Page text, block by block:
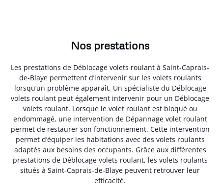
Nos prestations
Les prestations de Déblocage volets roulant à Saint-Caprais-
de-Blaye permettent d’intervenir sur les volets roulants
lorsqu’un problème apparaît. Un spécialiste du Déblocage
volets roulant peut également intervenir pour un Déblocage
volets roulant. Lorsque le volet roulant est bloqué ou
endommagé, une intervention de Dépannage volet roulant
permet de restaurer son fonctionnement. Cette intervention
permet d’équiper les habitations avec des volets roulants
adaptés aux besoins des occupants. Grâce aux différentes
prestations de Déblocage volets roulant, les volets roulants
situés à Saint-Caprais-de-Blaye peuvent retrouver leur
efficacité.